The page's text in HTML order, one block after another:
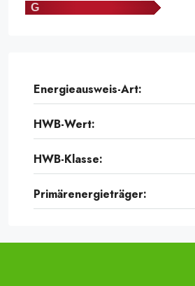
G
Energieausweis-Art:
HWB-Wert:
HWB-Klasse:
Primärenergieträger: